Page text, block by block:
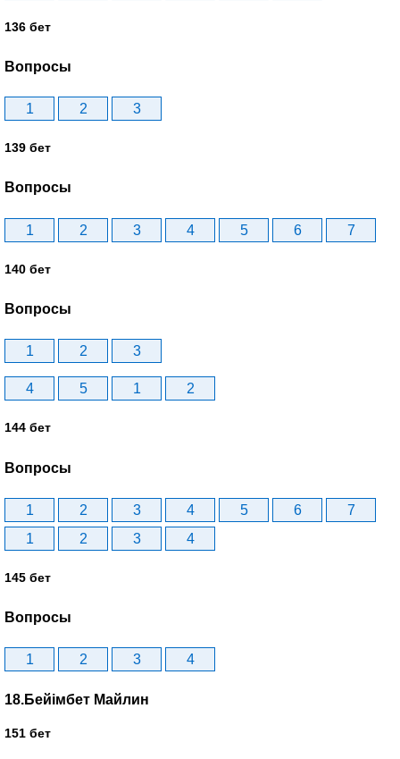
136 бет
Вопросы
1 2 3
139 бет
Вопросы
1 2 3 4 5 6 7
140 бет
Вопросы
1 2 3
4 5 1 2
144 бет
Вопросы
1 2 3 4 5 6
7
1
2 3 4
145 бет
Вопросы
1 2 3 4
18.Бейімбет Майлин
151 бет